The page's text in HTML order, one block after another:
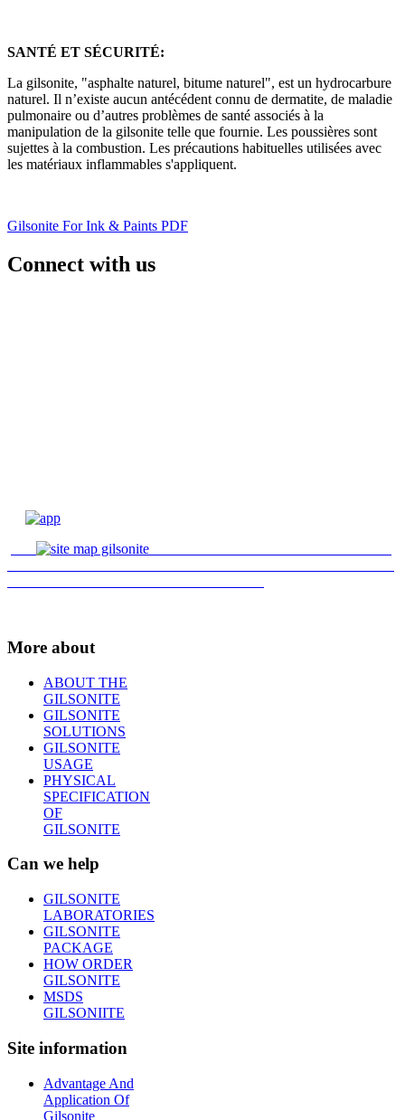
SANTÉ ET SÉCURITÉ:
La gilsonite, "asphalte naturel, bitume naturel", est un hydrocarbure
naturel. Il n’existe aucun antécédent connu de dermatite, de maladie
pulmonaire ou d’autres problèmes de santé associés à la
manipulation de la gilsonite telle que fournie. Les poussières sont
sujettes à la combustion. Les précautions habituelles utilisées avec
les matériaux inflammables s'appliquent.
Gilsonite For Ink & Paints PDF
Connect with us
More about
ABOUT THE
GILSONITE
GILSONITE
SOLUTIONS
GILSONITE
USAGE
PHYSICAL
SPECIFICATION
OF
GILSONITE
Can we help
GILSONITE
LABORATORIES
GILSONITE
PACKAGE
HOW ORDER
GILSONITE
MSDS
GILSONIITE
Site information
Advantage And
Application Of
Gilsonite